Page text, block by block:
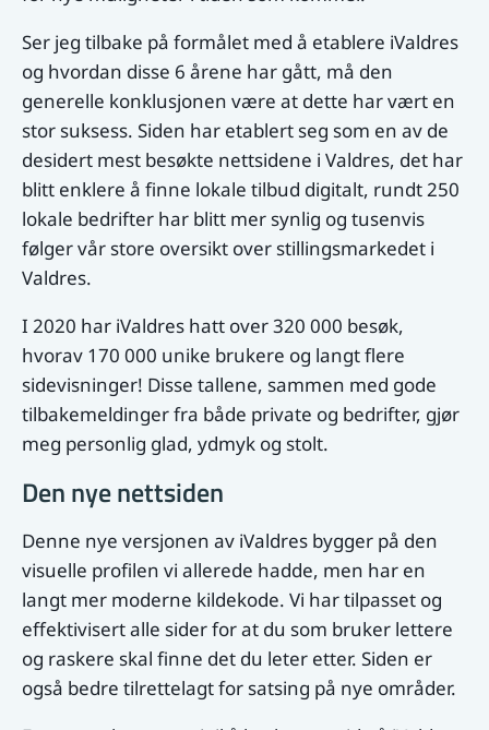
Ser jeg tilbake på formålet med å etablere iValdres
og hvordan disse 6 årene har gått, må den
generelle konklusjonen være at dette har vært en
stor suksess. Siden har etablert seg som en av de
desidert mest besøkte nettsidene i Valdres, det har
blitt enklere å finne lokale tilbud digitalt, rundt 250
lokale bedrifter har blitt mer synlig og tusenvis
følger vår store oversikt over stillingsmarkedet i
Valdres.
I 2020 har iValdres hatt over 320 000 besøk,
hvorav 170 000 unike brukere og langt flere
sidevisninger! Disse tallene, sammen med gode
tilbakemeldinger fra både private og bedrifter, gjør
meg personlig glad, ydmyk og stolt.
Den nye nettsiden
Denne nye versjonen av iValdres bygger på den
visuelle profilen vi allerede hadde, men har en
langt mer moderne kildekode. Vi har tilpasset og
effektivisert alle sider for at du som bruker lettere
og raskere skal finne det du leter etter. Siden er
også bedre tilrettelagt for satsing på nye områder.